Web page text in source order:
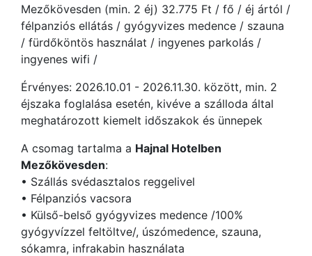
Mezőkövesden (min. 2 éj) 32.775 Ft / fő / éj ártól /
félpanziós ellátás / gyógyvizes medence / szauna
/ fürdőköntös használat / ingyenes parkolás /
ingyenes wifi /
Érvényes: 2026.10.01 - 2026.11.30. között, min. 2
éjszaka foglalása esetén, kivéve a szálloda által
meghatározott kiemelt időszakok és ünnepek
A csomag tartalma a Hajnal Hotelben
Mezőkövesden:
• Szállás svédasztalos reggelivel
• Félpanziós vacsora
• Külső-belső gyógyvizes medence /100%
gyógyvízzel feltöltve/, úszómedence, szauna,
sókamra, infrakabin használata